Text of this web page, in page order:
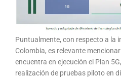
Puntualmente, con respecto a la
Colombia, es relevante
encuentra en ejecución el Plan
realización de pruebas piloto en